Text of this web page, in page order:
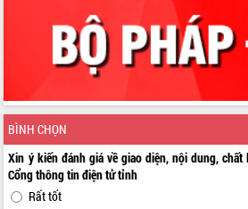
BÌNH CHỌN
Xin ý kiến đánh giá về giao diện, nội dung,
Cổng thông tin điện tử tỉnh
Rất tốt